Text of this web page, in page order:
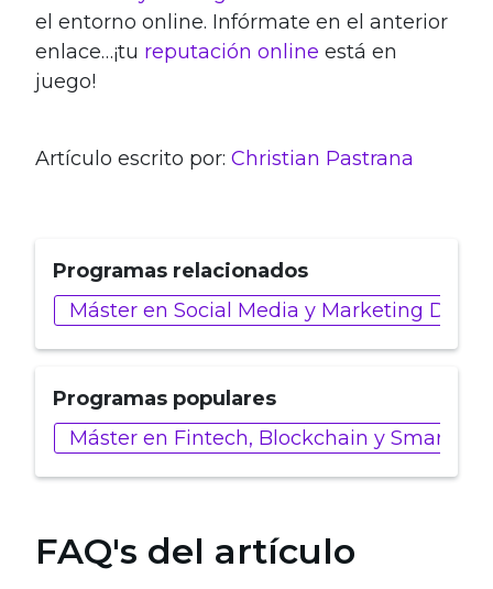
el entorno online. Infórmate en el anterior
enlace…¡tu reputación online está en
juego!
Artículo escrito por: Christian Pastrana
Programas relacionados
Máster en Social Media y Marketing
Programas populares
Máster en Fintech, Blockchain y Smart
FAQ's del artículo